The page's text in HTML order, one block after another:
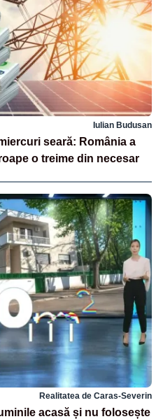
Iulian Budusan
seară: România a
o treime din necesar
Realitatea de Caras-Severin
acasă și nu folosește